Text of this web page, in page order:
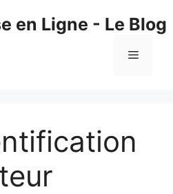
en Ligne - Le Blog
Menu